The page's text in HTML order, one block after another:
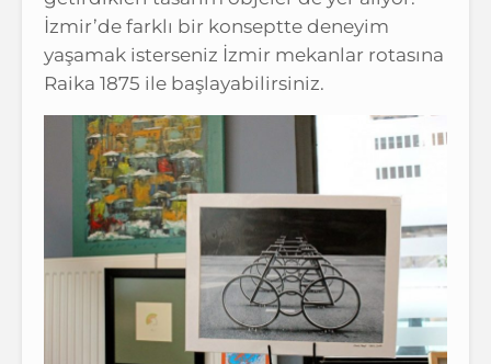
İzmir’de farklı bir konseptte deneyim
yaşamak isterseniz İzmir mekanlar rotasına
Raika 1875 ile başlayabilirsiniz.